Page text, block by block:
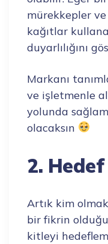
mürekkepler
kağıtlar
duyarlılığını
Markanı
ve işletmenle
yolunda
olacaksın
2.
Artık kim
bir fikrin
kitleyi